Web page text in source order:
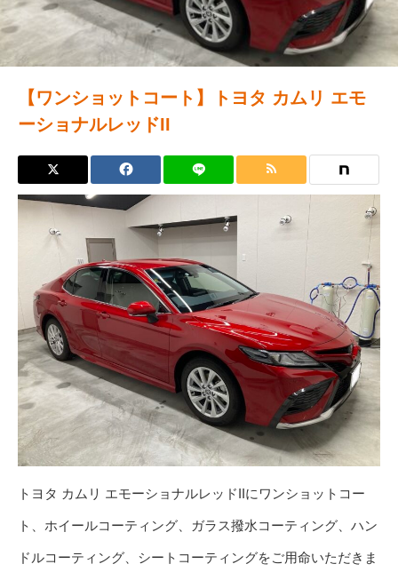
【ワンショットコート】トヨタ カムリ エモ
ーショナルレッドII
トヨタ カムリ エモーショナルレッドIIにワンショットコー
ト、ホイールコーティング、ガラス撥水コーティング、ハン
ドルコーティング、シートコーティングをご用命いただきま